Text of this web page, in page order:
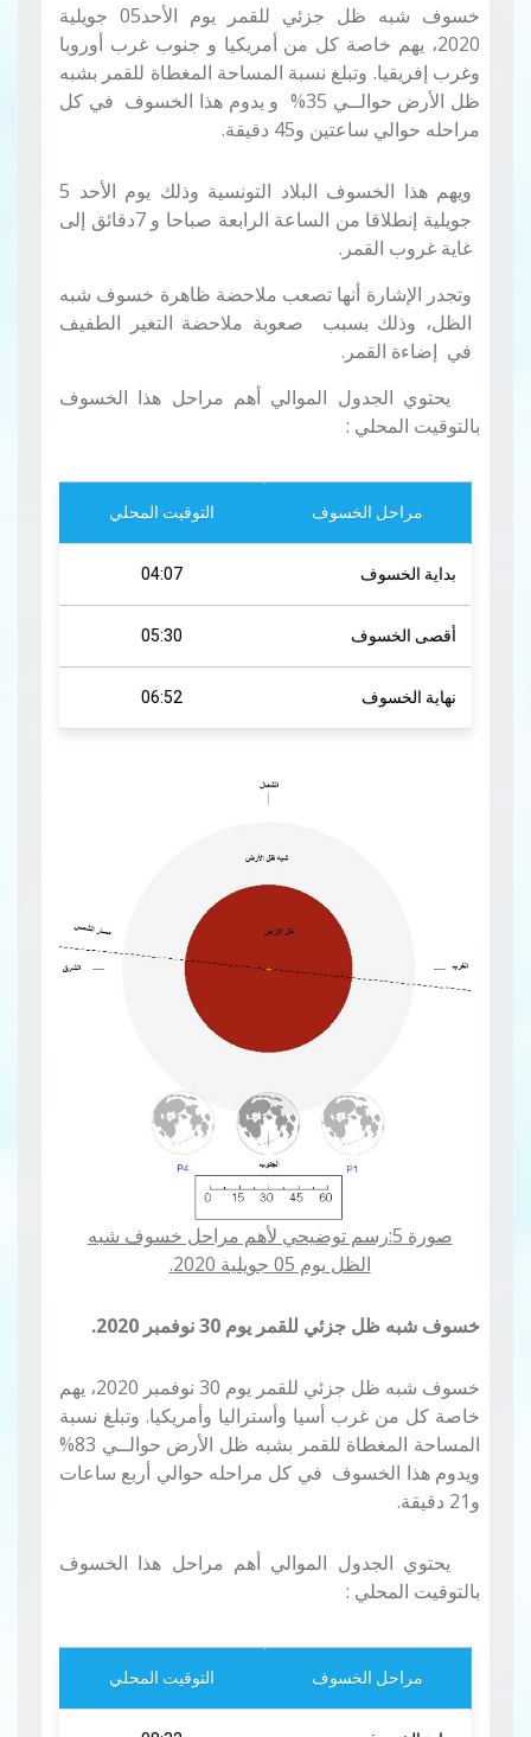
خسوف شبه ظل جزئي للقمر يوم الأحد05جويلية
2020، يهم خاصة كل من أمريكيا و جنوب غرب أوروبا
وغرب إفريقيا.وتبلغ نسبة المساحة المغطاة للقمر بشبه
ظل الأرض حوالــي 35
%و يدوم هذا الخسوف في كل
مراحله حوالي ساعتين و45 دقيقة.
ويهم هذا الخسوف البلاد التونسية وذلك يوم الأحد 5
جويلية إنطلاقا من الساعة الرابعة صباحا و 7دقائق إلى
غاية غروب القمر.
وتجدر الإشارة أنها تصعب ملاحضة ظاهرة خسوف شبه
الظل، وذلك بسبب صعوبة ملاحضة التغير الطفيف
في إضاءة القمر.
يحتوي الجدول الموالي أهم مراحل هذا الخسوف
بالتوقيت المحلي :
مراحل الخسوف التوقيت المحلي
بداية الخسوف 04:07
أقصى الخسوف 05:30
نهاية الخسوف 06:52
صورة 5:رسم توضيحي لأهم مراحل خسوف شبه
الظل يوم05جويلية 2020.
خسوف شبه ظل جزئي للقمر يوم 30 نوفمبر 2020.
خسوف شبه ظل جزئي للقمر يوم 30 نوفمبر 2020، يهم
خاصة كل من غرب أسيا وأستراليا وأمريكيا.وتبلغ نسبة
المساحة المغطاة للقمر بشبه ظل الأرض حوالــي 83
%
ويدوم هذا الخسوف في كل مراحله حوالي أربع ساعات
يحتوي الجدول الموالي أهم مراحل هذا الخسوف
بالتوقيت المحلي :
مراحل الخسوف التوقيت المحلي